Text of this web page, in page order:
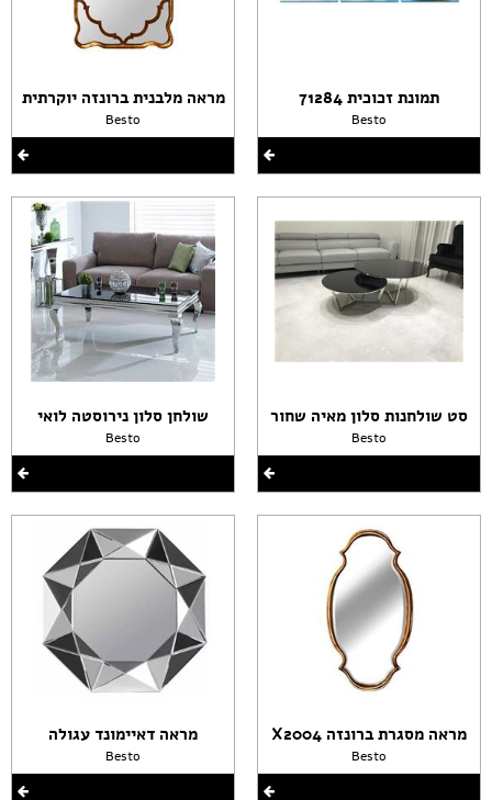
תמונת זכוכית 71284
Besto
סט שולחנות סלון מאיה שחור
Besto
מראה מסגרת ברונזה X2004
Besto
מראה מלבנית ברונזה יוקרתית
Besto
שולחן סלון נירוסטה לואי
Besto
מראה דאיימונד עגולה
Besto